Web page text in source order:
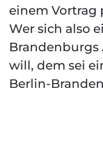
einem Vortrag
Wer sich also
Brandenburgs
will, dem sei
Berlin-